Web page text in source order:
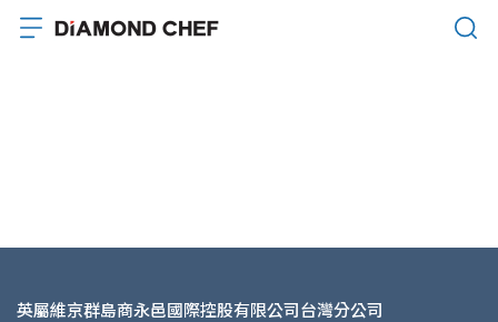
英屬維京群島商永邑國際控股有限公司台灣分公司